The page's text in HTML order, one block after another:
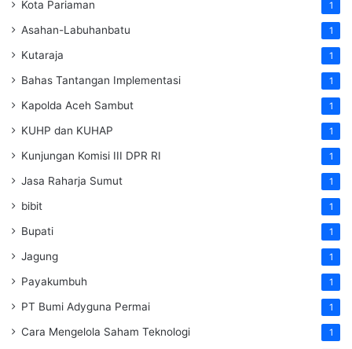
Kota Pariaman 1
Asahan-Labuhanbatu 1
Kutaraja 1
Bahas Tantangan Implementasi 1
Kapolda Aceh Sambut 1
KUHP dan KUHAP 1
Kunjungan Komisi III DPR RI 1
Jasa Raharja Sumut 1
bibit 1
Bupati 1
Jagung 1
Payakumbuh 1
PT Bumi Adyguna Permai 1
Cara Mengelola Saham Teknologi 1